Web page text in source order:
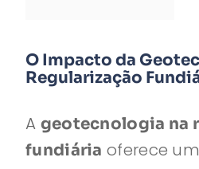
O Impacto da
Regularização
A geotecnologia na
fundiária oferece